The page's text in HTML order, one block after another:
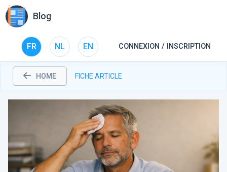
Blog
FR NL EN CONNEXION / INSCRIPTION
HOME FICHE ARTICLE